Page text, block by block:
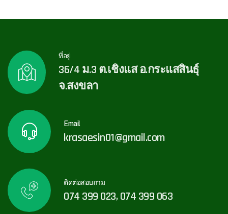
ที่อยู่
36/4 ม.3 ต.เชิงแส อ.กระแสสินธุ์
จ.สงขลา
Email
krasaesin01@gmail.com
ติดต่อสอบถาม
074 399 023, 074 399 063